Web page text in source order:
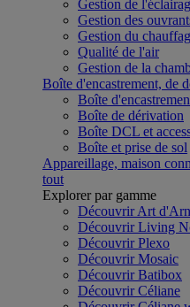
Gestion de
Gestion des
Gestion du
Qualité de l'air
Gestion de la
Boîte d'encastrement, de
Boîte
Boîte de dérivation
Boîte DCL et
Boîte et prise de sol
Appareillage, maison
tout
Explorer par gamme
Découvrir Art
Découvrir Living
Découvrir Plexo
Découvrir Mosaic
Découvrir Batibox
Découvrir Céliane